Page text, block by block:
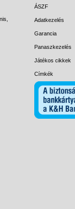
ÁSZF
Adatkezelés
Garancia
Panaszkezelés
Játékos cikkek
Címkék